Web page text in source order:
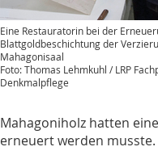
Eine Restauratorin bei der
Blattgoldbeschichtung der
Mahagonisaal
Foto: Thomas Lehmkuhl / LRP
Denkmalpflege
Mahagoniholz hatten
erneuert werden musste.